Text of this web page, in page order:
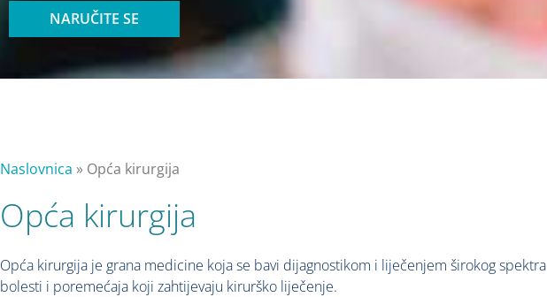
NARUČITE SE
Naslovnica » Opća kirurgija
Opća kirurgija
Opća kirurgija je grana medicine koja se bavi dijagnostikom i liječenjem širokog spektra
bolesti i poremećaja koji zahtijevaju kirurško liječenje.